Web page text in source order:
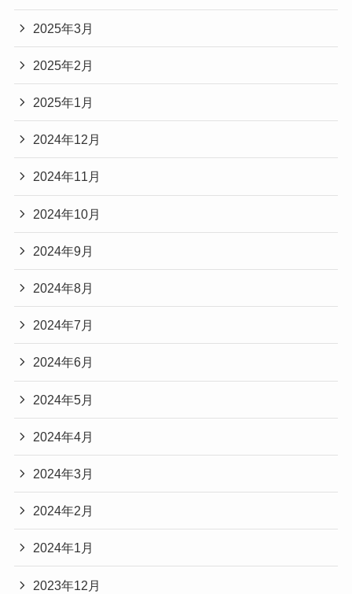
2025年3月
2025年2月
2025年1月
2024年12月
2024年11月
2024年10月
2024年9月
2024年8月
2024年7月
2024年6月
2024年5月
2024年4月
2024年3月
2024年2月
2024年1月
2023年12月